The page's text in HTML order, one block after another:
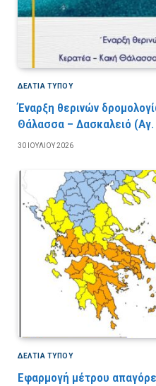
ΔΕΛΤΙΑ ΤΥΠΟΥ
Έναρξη θερινών
Θάλασσα – Δασκαλειό
30 ΙΟΥΛΊΟΥ 2026
ΔΕΛΤΙΑ ΤΥΠΟΥ
Εφαρμογή μέτρου